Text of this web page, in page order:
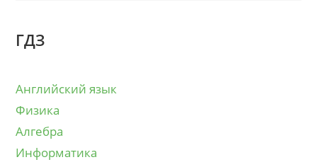
ГДЗ
Английский язык
Физика
Алгебра
Информатика